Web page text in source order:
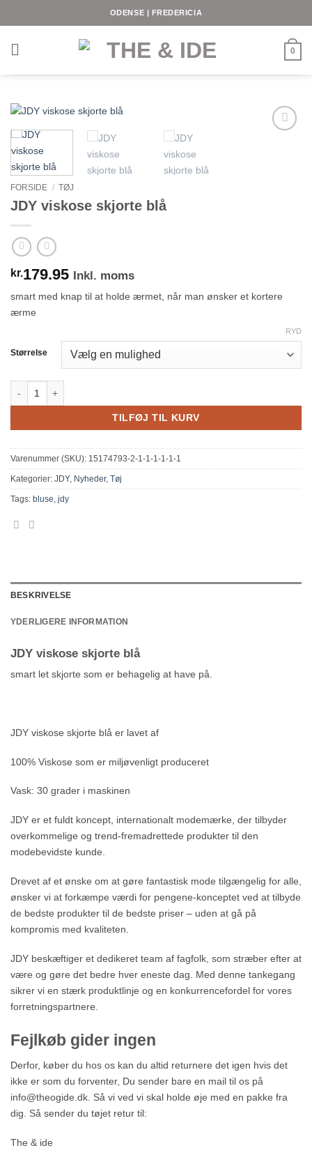
ODENSE | FREDERICIA
0
FORSIDE / TØJ
JDY viskose skjorte blå
kr. 179.95 Inkl. moms
smart med knap til at holde ærmet, når man ønsker et kortere
ærme
Størrelse
RYD
TILFØJ TIL KURV
Varenummer (SKU): 15174793-2-1-1-1-1-1-1
Kategorier: JDY Nyheder, Tøj
Tags: bluse jdy
BESKRIVELSE
YDERLIGERE INFORMATION
JDY viskose skjorte blå
smart let skjorte som er behagelig at have på.
JDY viskose skjorte blå er lavet af
100% Viskose som er miljøvenligt produceret
Vask: 30 grader i maskinen
JDY er et fuldt koncept, internationalt modemærke, der tilbyder
overkommelige og trend-fremadrettede produkter til den
modebevidste kunde.
Drevet af et ønske om at gøre fantastisk mode tilgængelig for alle,
ønsker vi at forkæmpe værdi for pengene-konceptet ved at tilbyde
de bedste produkter til de bedste priser – uden at gå på
kompromis med kvaliteten.
JDY beskæftiger et dedikeret team af fagfolk, som stræber efter at
være og gøre det bedre hver eneste dag. Med denne tankegang
sikrer vi en stærk produktlinje og en konkurrencefordel for vores
forretningspartnere.
Fejlkøb gider ingen
Derfor, køber du hos os kan du altid returnere det igen hvis det
ikke er som du forventer, Du sender bare en mail til os på
info@theogide.dk. Så vi ved vi skal holde øje med en pakke fra
dig. Så sender du tøjet retur til:
The & ide